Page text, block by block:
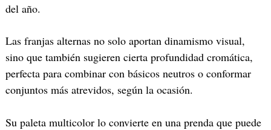
del año.
Las franjas alternas no solo aportan dinamismo visual,
sino que también sugieren cierta profundidad cromática,
perfecta para combinar con básicos neutros o conformar
conjuntos más atrevidos, según la ocasión.
Su paleta multicolor lo convierte en una prenda que puede